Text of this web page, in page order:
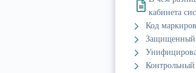
кабинета
Код
Защищенный